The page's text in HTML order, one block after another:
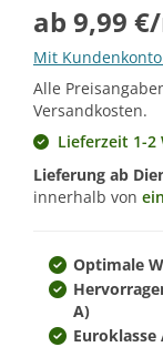
ab 9,99
Mit
Alle
Versandkosten.
Lieferzeit 1-2
Lieferung ab
innerhalb von
Optimale
A)